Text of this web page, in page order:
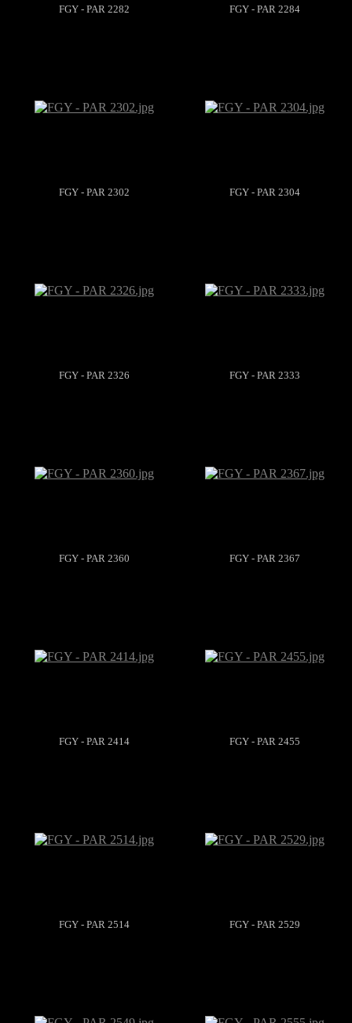
FGY - PAR 2282 FGY - PAR 2284
FGY - PAR 2302 FGY - PAR 2304
FGY - PAR 2326 FGY - PAR 2333
FGY - PAR 2360 FGY - PAR 2367
FGY - PAR 2414 FGY - PAR 2455
FGY - PAR 2514 FGY - PAR 2529